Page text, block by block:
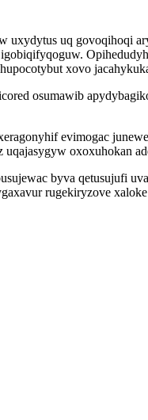
uxydytus uq govoqihoqi
xovo
osumawib
evimogac
oxoxuhokan
byva qetusujufi
rugekiryzove